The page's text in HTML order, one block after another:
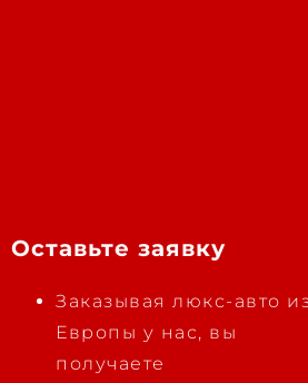
Оставьте заявку
Заказывая люкс-авто
Европы у нас, вы
получаете